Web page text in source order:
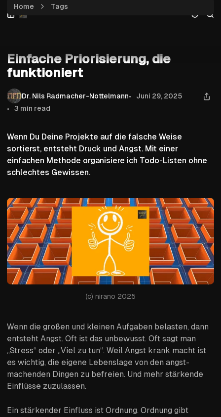
Skip
to
Skip
to
Skip
to
Einfache Priorisierung, die funktioniert
Home Tags
Einfache Priorisierung, die
funktioniert
Dr. Nils Radmacher-Nottelmann
Juni 29, 2025
3 min read
Wenn Du Deine Projekte auf die falsche Weise
sortierst, entsteht Druck und Angst. Mit einer
einfachen Methode organisiere ich Todo-Listen ohne
schlechtes Gewissen.
(c) nirano 2025
Wenn die großen und kleinen Aufgaben belasten, dann
entsteht Angst. Oft ist das unbewusst. Oft sagt man
„Stress“ oder „Viel zu tun“. Weil Angst krank macht ist
es wichtig, die eigene Lebenslage von den angst-
machenden Dingen zu befreien. Und mehr stärkende
Einflüsse zuzulassen.
Ein stärkender Einfluss ist Ordnung. Ordnung gibt